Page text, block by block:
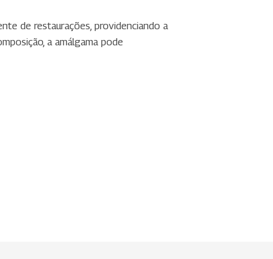
de restaurações, providenciando a
a amálgama pode